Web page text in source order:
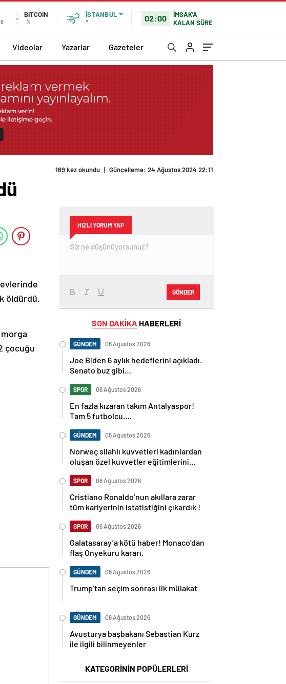
BITCOIN
%
İSTANBUL
°
02:00
İMSAK'A
KALAN SÜRE
Videolar Yazarlar Gazeteler
169 kez okundu | Güncelleme: 24 Ağustos 2024 22:11
öldürdü.
morga
çocuğu
HIZLI YORUM YAP
GÖNDER
SON DAKİKA HABERLERİ
GÜNDEM 06 Ağustos 2026
Joe Biden 6 aylık hedeflerini açıkladı.
Senato buz gibi…
SPOR 06 Ağustos 2026
En fazla kızaran takım Antalyaspor!
Tam 5 futbolcu….
GÜNDEM 06 Ağustos 2026
Norweç silahlı kuvvetleri kadınlardan
oluşan özel kuvvetler eğitimlerini
SPOR 06 Ağustos 2026
Cristiano Ronaldo’nun akıllara zarar
tüm kariyerinin istatistiğini çıkardık !
SPOR 06 Ağustos 2026
Galatasaray’a kötü haber! Monaco’dan
flaş Onyekuru kararı.
GÜNDEM 06 Ağustos 2026
Trump’tan seçim sonrası ilk mülakat
GÜNDEM 06 Ağustos 2026
Avusturya başbakanı Sebastian Kurz
ile ilgili bilinmeyenler
KATEGORİNİN POPÜLERLERİ